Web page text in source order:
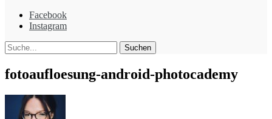
Facebook
Instagram
Suche
fotoaufloesung-android-photocademy